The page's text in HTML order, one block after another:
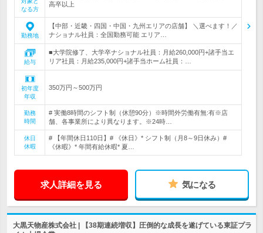
なる方
高卒以上
勤務地
【中部・近畿・四国・中国・九州エリアの店舗】 ＼選べます！／
ナショナル社員：全国勤務可能 エリア…
給与
■大学院修了、大学卒ナショナル社員：月給260,000円+諸手当エ
リア社員：月給235,000円+諸手当ホーム社員：…
初年度
年収
350万円～500万円
勤務
時間
# 実働8時間のシフト制（休憩90分）※時間外労働有無:有※店
舗、各事業所により異なります。※24時…
休日
休暇
# 【年間休日110日】# 《休日》* シフト制（月8～9日休み）#
《休暇》* 年間有給休暇* 夏…
求人詳細を見る 気になる
大黒天物産株式会社 | 【38期連続増収】圧倒的な成長を遂げている東証プラ